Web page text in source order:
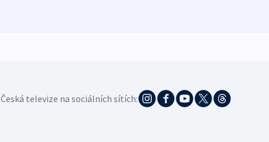
Česká televize na sociálních sítích: